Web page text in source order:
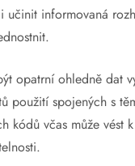
učinit informovaná
opatrní ohledně dat
použití spojených s
kódů včas může vést